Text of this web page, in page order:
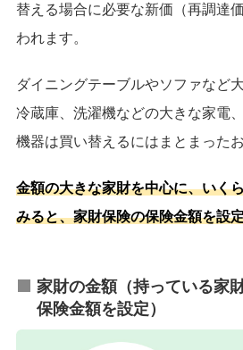
替える場合に必要な新価（再調達
われます。
ダイニングテーブルやソファなど
冷蔵庫、洗濯機などの大きな家電
機器は買い替えるにはまとまった
金額の大きな家財を中心に、いく
みると、家財保険の保険金額を設
家財の金額（持っている家
保険金額を設定）